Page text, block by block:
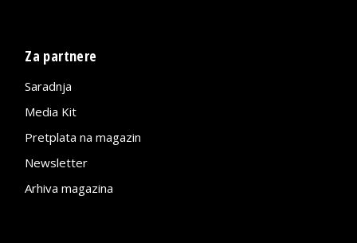
Za partnere
Saradnja
Media Kit
Pretplata na magazin
Newsletter
Arhiva magazina